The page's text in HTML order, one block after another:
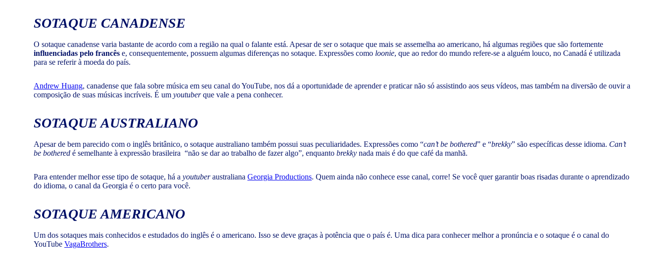
SOTAQUE CANADENSE
O sotaque canadense varia bastante de acordo com a região na qual o falante está. Apesar de ser o sotaque que mais se assemelha ao americano, há algumas regiões que são fortemente
influenciadas pelo francês e, consequentemente, possuem algumas diferenças no sotaque. Expressões como loonie, que ao redor do mundo refere-se a alguém louco, no Canadá é utilizada
para se referir à moeda do país.
Andrew Huang, canadense que fala sobre música em seu canal do YouTube, nos dá a oportunidade de aprender e praticar não só assistindo aos seus vídeos, mas também na diversão de ouvir a
composição de suas músicas incríveis. É um youtuberque vale a pena conhecer.
SOTAQUE AUSTRALIANO
Apesar de bem parecido com o inglês britânico, o sotaque australiano também possui suas peculiaridades. Expressões como “can’t be bothered” e “brekky” são específicas desse idioma. Can’t
be bothered é semelhante à expressão brasileira “não se dar ao trabalho de fazer algo”, enquanto brekky nada mais é do que café da manhã.
Para entender melhor esse tipo de sotaque, há a youtuberaustraliana Georgia Productions. Quem ainda não conhece esse canal, corre! Se você quer garantir boas risadas durante o aprendizado
do idioma, o canal da Georgia é o certo para você.
SOTAQUE AMERICANO
Um dos sotaques mais conhecidos e estudados do inglês é o americano. Isso se deve graças à potência que o país é. Uma dica para conhecer melhor a pronúncia e o sotaque é o canal do
YouTube VagaBrothers.